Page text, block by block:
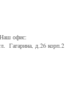
Наш офис:
Гагарина, д.26 корп.2